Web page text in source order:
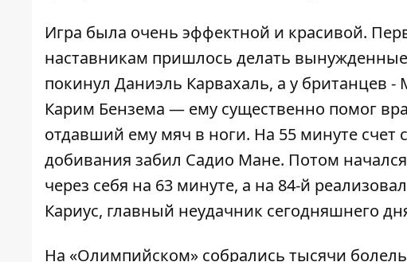
Игра была очень эффектной и красивой.
наставникам пришлось делать
покинул Даниэль Карвахаль, а у британцев -
Карим Бензема — ему существенно помог
отдавший ему мяч в ноги. На 55 минуте счет
добивания забил Садио Мане. Потом
через себя на 63 минуте, а на 84-й
Кариус, главный неудачник сегодняшнего
На «Олимпийском» собрались тысячи